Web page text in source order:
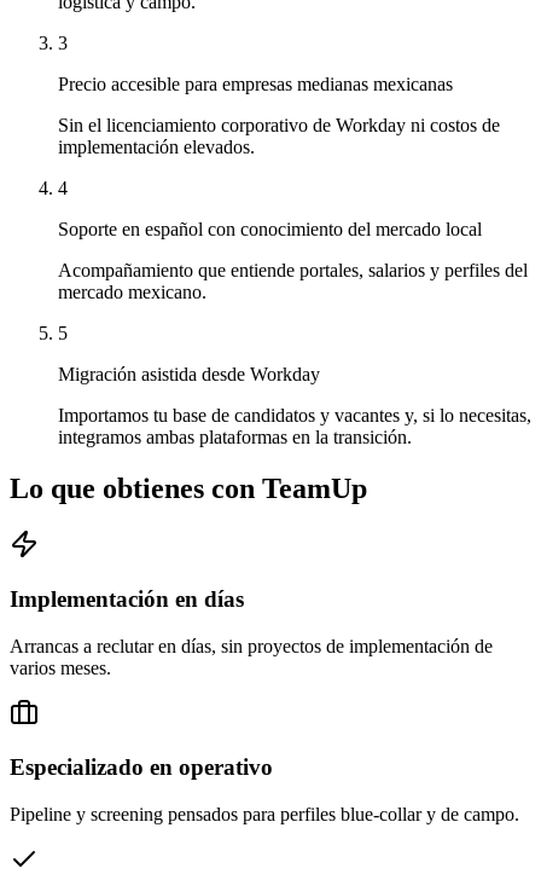
3
Precio accesible para empresas medianas mexicanas
Sin el licenciamiento corporativo de Workday ni costos de
implementación elevados.
4
Soporte en español con conocimiento del mercado local
Acompañamiento que entiende portales, salarios y perfiles del
mercado mexicano.
5
Migración asistida desde Workday
Importamos tu base de candidatos y vacantes y, si lo necesitas,
integramos ambas plataformas en la transición.
Lo que obtienes con TeamUp
Implementación en días
Arrancas a reclutar en días, sin proyectos de implementación de
varios meses.
Especializado en operativo
Pipeline y screening pensados para perfiles blue-collar y de campo.